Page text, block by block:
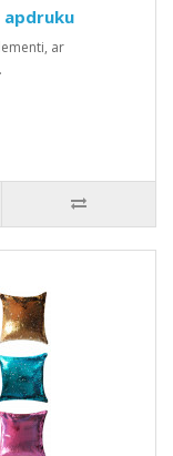
apdruku
ar